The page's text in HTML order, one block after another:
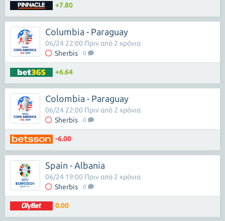
+7.80
Columbia - Paraguay
Sherbis 0
06/24 22:00 Πριν από 2 χρόνια
+6.64
Colombia - Paraguay
Sherbis 0
06/24 22:00 Πριν από 2 χρόνια
-6.00
Spain - Albania
Sherbis 0
06/24 19:00 Πριν από 2 χρόνια
0.00